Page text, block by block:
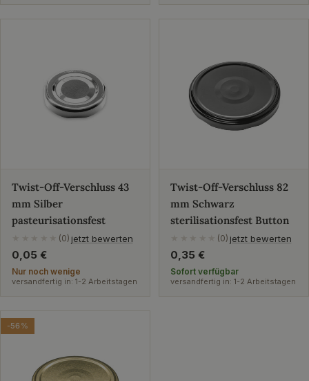
Twist-Off-Verschluss 43
mm Silber
pasteurisationsfest
(0) jetzt bewerten
Regulärer
Preis
0,05 €
Nur noch wenige
versandfertig in: 1-2 Arbeitstagen
Twist-Off-Verschluss 82
mm Schwarz
sterilisationsfest Button
(0) jetzt bewerten
Regulärer
Preis
0,35 €
Sofort verfügbar
versandfertig in: 1-2 Arbeitstagen
-56%